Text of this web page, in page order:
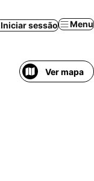
Iniciar sessão Menu
Ver mapa